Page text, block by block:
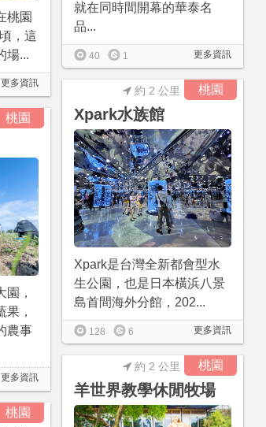
就在同時間開幕的華泰名
品...
更多資訊
40 1
桃園
，這
場...
更多資訊 桃園
約 2 公里
Xpark水族館
Xpark是台灣全新都會型水
生公園，也是日本橫浜八景
島首間海外分館，202...
更多資訊
128 6
桃園
，
果，
農事
更多資訊
桃園
約 2 公里
羊世界教學休閒牧場
桃園